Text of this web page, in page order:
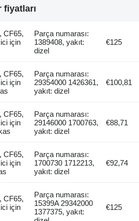
fiyatları
CF65,
için
Parça numarası:
1389408, yakıt:
dizel
€125
CF65,
için
Parça numarası:
29354000 1426361,
yakıt: dizel
€100,81
CF65,
için
Parça numarası:
29146000 1700763,
yakıt: dizel
€88,71
CF65,
için
Parça numarası:
1700730 1712213,
yakıt: dizel
€92,74
CF65,
için
Parça numarası:
15399A 29342000
1377375, yakıt:
€125